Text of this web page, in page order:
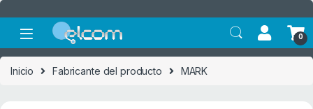
0
Inicio Fabricante del producto MARK